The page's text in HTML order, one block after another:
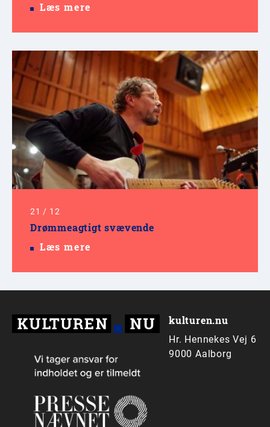
Læs mere
21 / 12
Drømmeagtigt svævende
Læs mere
kulturen.nu
Hr. Hennekes Vej 6
9000 Aalborg